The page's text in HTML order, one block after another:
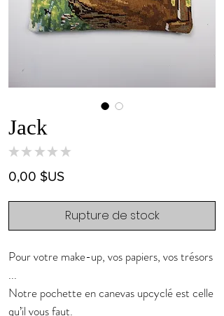
Jack
★ ★ ★ ★ ★
0,00 $USPrix
Rupture de stock
Pour votre make-up, vos papiers, vos trésors
...
Notre pochette en canevas upcyclé est celle
qu’il vous faut.